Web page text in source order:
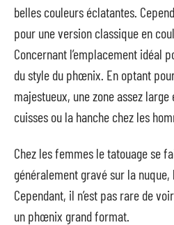
belles couleurs éclatantes.
pour une version classique en
Concernant l’emplacement idéal
du style du phœnix. En optant
majestueux, une zone assez
cuisses ou la hanche chez les
Chez les femmes le tatouage se
généralement gravé sur la
Cependant, il n’est pas rare de
un phœnix grand format.